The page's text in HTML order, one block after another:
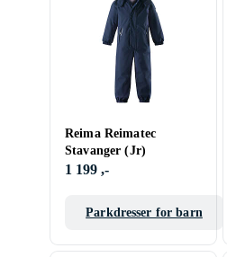
Reima Reimatec
Stavanger (Jr)
1 199 ,-
Parkdresser for barn